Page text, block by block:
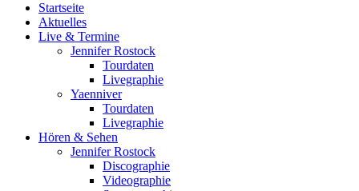
Startseite
Aktuelles
Live & Termine
Jennifer Rostock
Tourdaten
Livegraphie
Yaenniver
Tourdaten
Livegraphie
Hören & Sehen
Jennifer Rostock
Discographie
Videographie